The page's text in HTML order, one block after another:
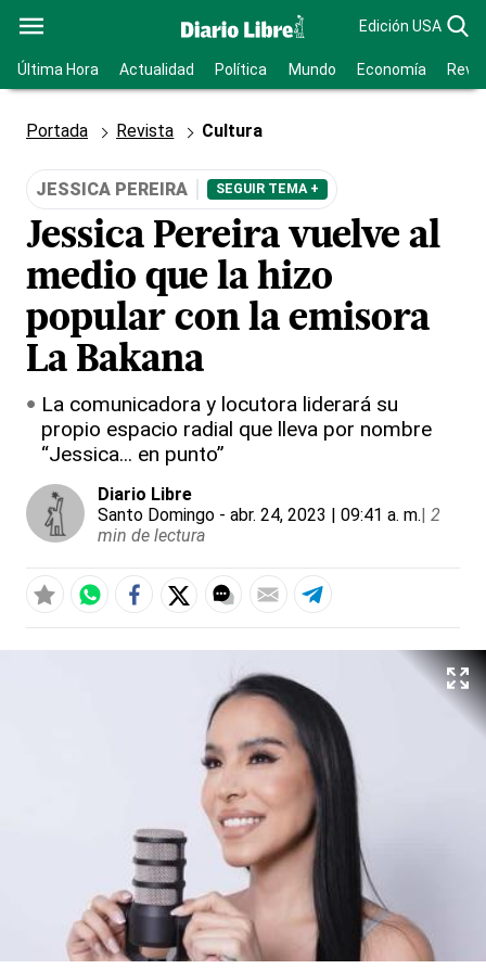
Edición USA
Última Hora Actualidad Política Mundo Economía
Portada Revista Cultura
JESSICA PEREIRA SEGUIR TEMA +
Jessica Pereira vuelve al
medio que la hizo
popular con la emisora
La Bakana
La comunicadora y locutora liderará su
propio espacio radial que lleva por nombre
“Jessica... en punto”
Diario Libre
Santo Domingo - abr. 24, 2023 | 09:41 a. m.| 2
min de lectura